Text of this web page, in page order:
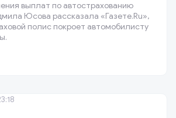
выплат по автострахованию
Юсова рассказала «Газете.Ru»,
полис покроет автомобилисту